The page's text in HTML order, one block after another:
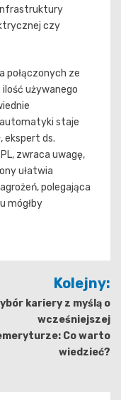
czy
połączonych ze
używanego
staje
ekspert ds.
zwraca uwagę,
ułatwia
polegająca
mógłby
Kolejny:
kariery z myślą o
wcześniejszej
Co warto
wiedzieć?